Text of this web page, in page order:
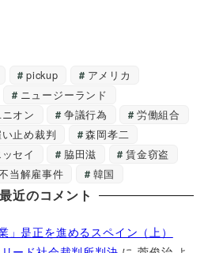
pickup
アメリカ
ニュージーランド
オン
争議行為
労働組合
止め裁判
森岡孝二
セイ
脇田滋
賃金窃盗
当解雇事件 韓国
最近のコメント
」是正を進めるスペイン（上）